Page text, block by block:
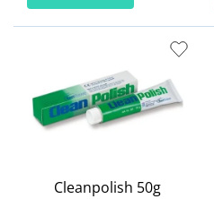
Cleanpolish 50g